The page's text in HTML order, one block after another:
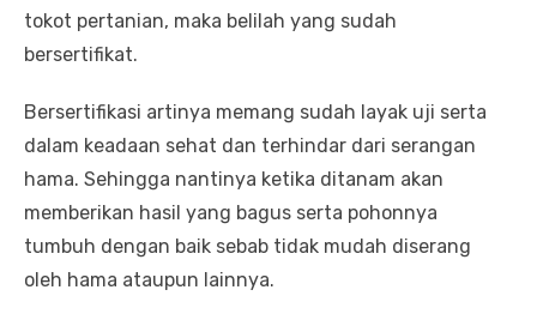
tokot pertanian, maka belilah yang sudah
bersertifikat.
Bersertifikasi artinya memang sudah layak uji serta
dalam keadaan sehat dan terhindar dari serangan
hama. Sehingga nantinya ketika ditanam akan
memberikan hasil yang bagus serta pohonnya
tumbuh dengan baik sebab tidak mudah diserang
oleh hama ataupun lainnya.